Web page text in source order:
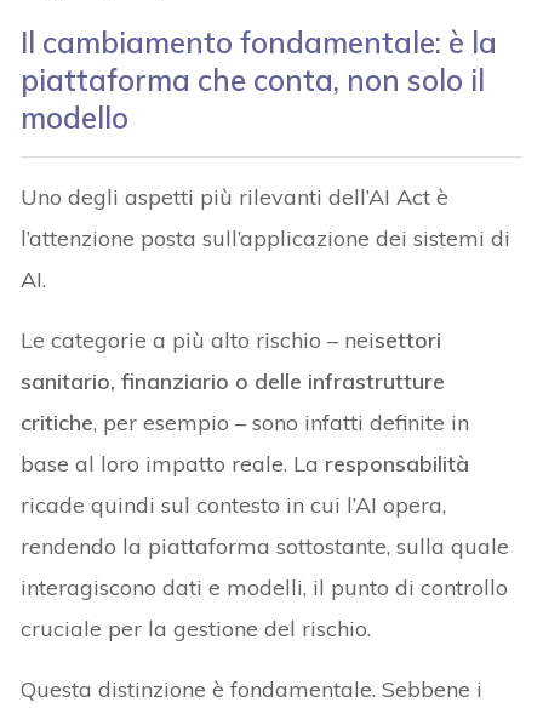
Il cambiamento fondamentale: è la
piattaforma che conta, non solo il
modello
Uno degli aspetti più rilevanti dell’AI Act è
l’attenzione posta sull’applicazione dei sistemi di
AI.
Le categorie a più alto rischio – neisettori
sanitario, finanziario o delle infrastrutture
critiche, per esempio – sono infatti definite in
base al loro impatto reale. La responsabilità
ricade quindi sul contesto in cui l’AI opera,
rendendo la piattaforma sottostante, sulla quale
interagiscono dati e modelli, il punto di controllo
cruciale per la gestione del rischio.
Questa distinzione è fondamentale. Sebbene i